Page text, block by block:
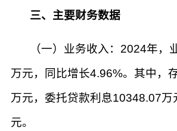
三、主要财务数据
（一）业务收入：2024年，
万元，同比增长4.96%。其中，
万元，委托贷款利息10348.07万
元。